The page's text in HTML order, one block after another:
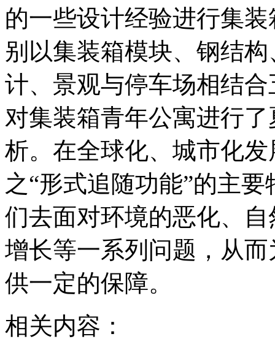
的一些设计经验进行集
别以集装箱模块、钢结
计、景观与停车场相结
对集装箱青年公寓进行
析。在全球化、城市化
之“形式追随功能”的主
们去面对环境的恶化、
增长等一系列问题，从
供一定的保障。
相关内容：